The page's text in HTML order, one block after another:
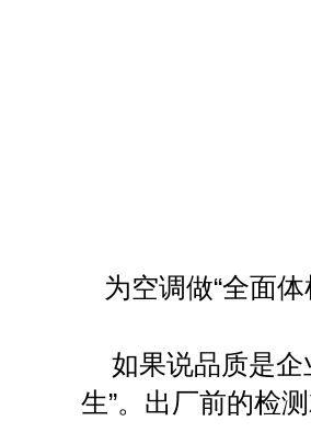
为空调做“全面
如果说品质是企
生”。出厂前的检